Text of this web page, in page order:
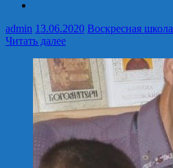
admin 13.06.2020 Воскресная школа
Читать далее